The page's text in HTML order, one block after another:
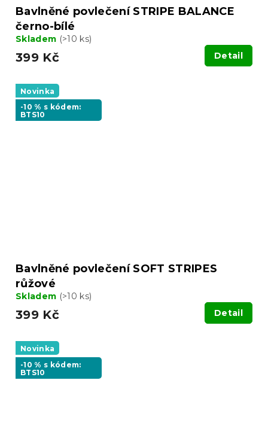
Bavlněné povlečení STRIPE BALANCE
černo-bílé
Skladem (>10 ks)
399 Kč Detail
Novinka
-10 % s kódem:
BTS10
Bavlněné povlečení SOFT STRIPES
růžové
Skladem (>10 ks)
399 Kč Detail
Novinka
-10 % s kódem:
BTS10